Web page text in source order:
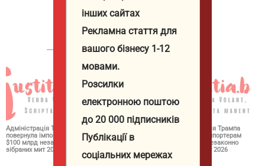
http://iustitia.bg/
СВЪРЗАНИ СТАТИИ ОЩЕ ОТ АВТОРА
Адміністрація Трампа
повернула імпортерам
$100 млрд незаконно
зібраних мит 2026
відмінусували ще 1130
окупантів і знищили
понад 530 одиниць
російської техніки 2026
Адміністрація Трампа
повернула імпортерам
$100 млрд незаконно
зібраних мит 2026
інших сайтах
Рекламна стаття для
вашого бізнесу 1-12
мовами.
Розсилки
електронною поштою
до 20 000 підписників
Публікації в
соціальних мережах